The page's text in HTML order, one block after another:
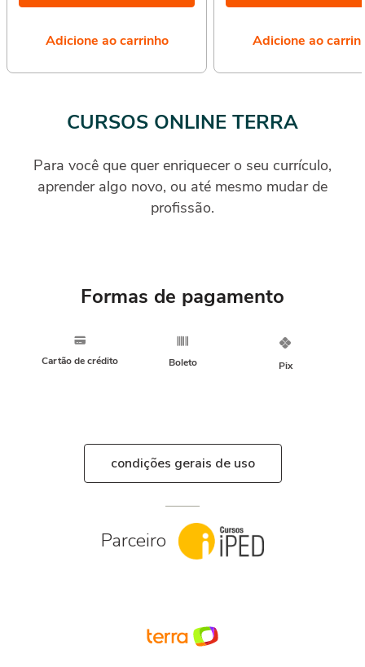
Adicione ao carrinho Adicione ao
CURSOS ONLINE TERRA
Para você que quer enriquecer o seu currículo,
aprender algo novo, ou até mesmo mudar de
profissão.
Formas de pagamento
Cartão de crédito Boleto Pix
condições gerais de uso
Parceiro